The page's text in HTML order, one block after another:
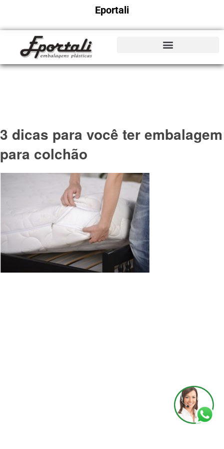
3 dicas para você ter embalagem
para colchão
Eportali